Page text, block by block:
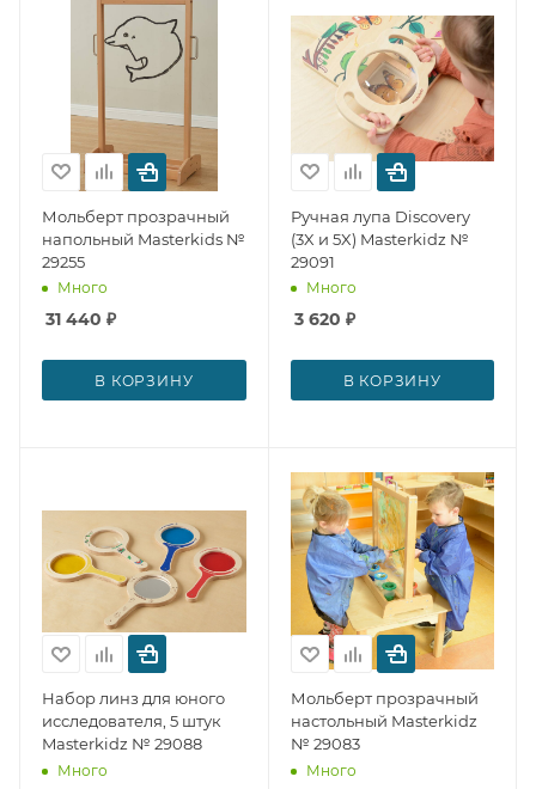
Мольберт прозрачный
напольный Masterkids №
29255
Много
31 440 ₽
В КОРЗИНУ
Ручная лупа Discovery
(3X и 5X) Masterkidz №
29091
Много
3 620 ₽
В КОРЗИНУ
Набор линз для юного
исследователя, 5 штук
Masterkidz № 29088
Много
Мольберт прозрачный
настольный Masterkidz
№ 29083
Много